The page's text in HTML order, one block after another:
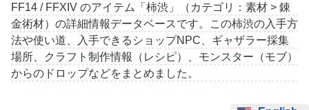
FF14 / FFXIV のアイテム「柿渋」（カテゴリ：素材 > 錬
金術材）の詳細情報データベースです。この柿渋の入手方
法や使い道、入手できるショップNPC、ギャザラー採集
場所、クラフト制作情報（レシピ）、モンスター（モブ）
からのドロップなどをまとめました。